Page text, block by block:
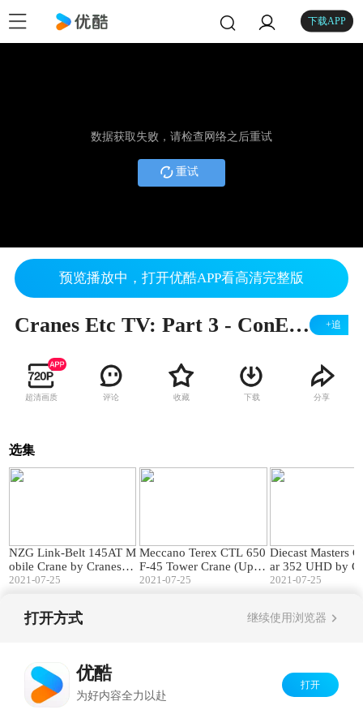
下载APP
数据获取失败，请检查网络之后重试
重试
预览播放中，打开优酷APP看高清完整版
Cranes Etc TV: Part 3 - ConExpo 2014 Report +追
超清画质 评论 收藏 下载 分享
选集
NZG Link-Belt 145AT M
obile Crane by Cranes Et
c TV
2021-07-25
Meccano Terex CTL 650
F-45 Tower Crane (Upda
te 1) by Cranes Etc TV
2021-07-25
Diecast Masters
ar 352 UHD by
tc TV
2021-07-25
打开方式 继续使用浏览器
优酷
为好内容全力以赴
打开